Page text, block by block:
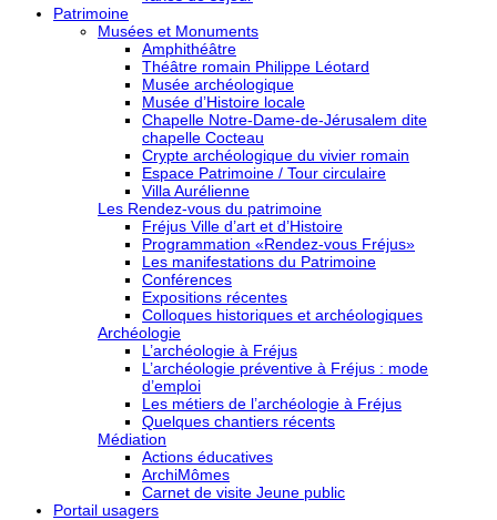
Patrimoine
Musées et Monuments
Amphithéâtre
Théâtre romain Philippe Léotard
Musée archéologique
Musée d’Histoire locale
Chapelle Notre-Dame-de-Jérusalem dite
chapelle Cocteau
Crypte archéologique du vivier romain
Espace Patrimoine / Tour circulaire
Villa Aurélienne
Les Rendez-vous du patrimoine
Fréjus Ville d’art et d’Histoire
Programmation «Rendez-vous Fréjus»
Les manifestations du Patrimoine
Conférences
Expositions récentes
Colloques historiques et archéologiques
Archéologie
L’archéologie à Fréjus
L’archéologie préventive à Fréjus : mode
d’emploi
Les métiers de l’archéologie à Fréjus
Quelques chantiers récents
Médiation
Actions éducatives
ArchiMômes
Carnet de visite Jeune public
Portail usagers